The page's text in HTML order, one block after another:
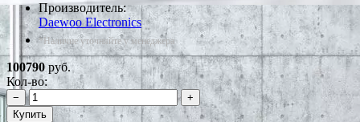
Производитель:
Daewoo Electronics
*Наличие уточняйте у менеджера
100790руб.
Кол-во:
−
+
Купить